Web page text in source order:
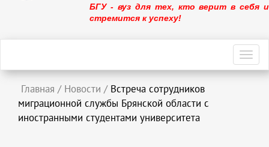
БГУ - вуз для тех, кто верит в себя и
стремится к успеху!
Главная / Новости / Встреча сотрудников
миграционной службы Брянской области с
иностранными студентами университета